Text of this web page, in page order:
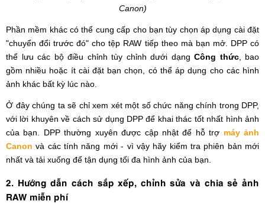
Canon)
Phần mềm khác có thể cung cấp cho bạn tùy chọn áp dụng cài đặt
"chuyển đổi trước đó" cho tệp RAW tiếp theo mà bạn mở. DPP có
thể lưu các bộ điều chỉnh tùy chỉnh dưới dạng Công thức, bao
gồm nhiều hoặc ít cài đặt bạn chọn, có thể áp dụng cho các hình
ảnh khác bất kỳ lúc nào.
Ở đây chúng ta sẽ chỉ xem xét một số chức năng chính trong DPP,
với lời khuyên về cách sử dụng DPP để khai thác tốt nhất hình ảnh
của bạn. DPP thường xuyên được cập nhật để hỗ trợ máy ảnh
Canon và các tính năng mới - vì vậy hãy kiểm tra phiên bản mới
nhất và tải xuống để tận dụng tối đa hình ảnh của bạn.
2. Hướng dẫn cách sắp xếp, chỉnh sửa và chia sẻ ảnh
RAW miễn phí